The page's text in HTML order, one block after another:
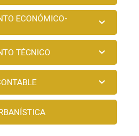
ECONÓMICO-
TÉCNICO